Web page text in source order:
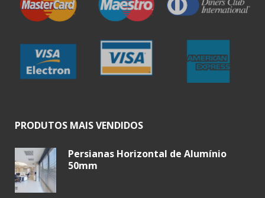
PRODUTOS MAIS VENDIDOS
Persianas Horizontal de Alumínio
50mm